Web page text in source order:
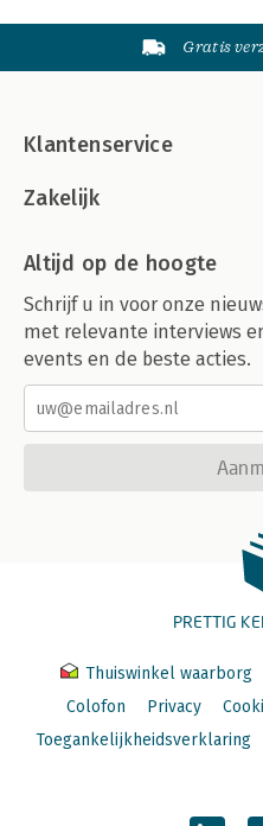
Gratis
Klantenservice
Zakelijk
Altijd op de hoogte
Schrijf u in voor onze
met relevante interviews
events en de beste acties.
PRETTIG
Thuiswinkel waarborg
Colofon
Privacy
Toegankelijkheidsverklaring